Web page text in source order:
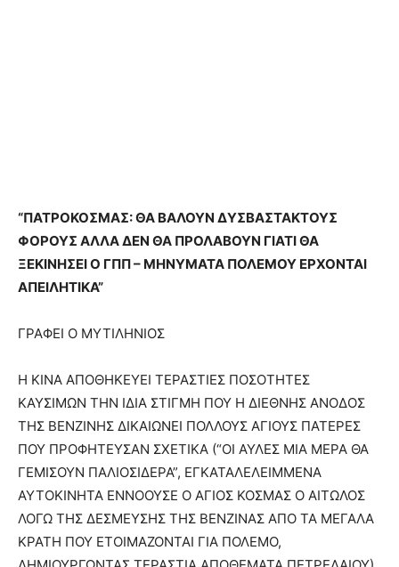
“ΠΑΤΡΟΚΟΣΜΑΣ: ΘΑ ΒΑΛΟΥΝ ΔΥΣΒΑΣΤΑΚΤΟΥΣ
ΦΟΡΟΥΣ ΑΛΛΑ ΔΕΝ ΘΑ ΠΡΟΛΑΒΟΥΝ ΓΙΑΤΙ ΘΑ
ΞΕΚΙΝΗΣΕΙ Ο ΓΠΠ – ΜΗΝΥΜΑΤΑ ΠΟΛΕΜΟΥ ΕΡΧΟΝΤΑΙ
ΑΠΕΙΛΗΤΙΚΑ”
ΓΡΑΦΕΙ Ο ΜΥΤΙΛΗΝΙΟΣ
Η ΚΙΝΑ ΑΠΟΘΗΚΕΥΕΙ ΤΕΡΑΣΤΙΕΣ ΠΟΣΟΤΗΤΕΣ
ΚΑΥΣΙΜΩΝ ΤΗΝ ΙΔΙΑ ΣΤΙΓΜΗ ΠΟΥ Η ΔΙΕΘΝΗΣ ΑΝΟΔΟΣ
ΤΗΣ ΒΕΝΖΙΝΗΣ ΔΙΚΑΙΩΝΕΙ ΠΟΛΛΟΥΣ ΑΓΙΟΥΣ ΠΑΤΕΡΕΣ
ΠΟΥ ΠΡΟΦΗΤΕΥΣΑΝ ΣΧΕΤΙΚΑ (“ΟΙ ΑΥΛΕΣ ΜΙΑ ΜΕΡΑ ΘΑ
ΓΕΜΙΣΟΥΝ ΠΑΛΙΟΣΙΔΕΡΑ”, ΕΓΚΑΤΑΛΕΛΕΙΜΜΕΝΑ
ΑΥΤΟΚΙΝΗΤΑ ΕΝΝΟΟΥΣΕ Ο ΑΓΙΟΣ ΚΟΣΜΑΣ Ο ΑΙΤΩΛΟΣ
ΛΟΓΩ ΤΗΣ ΔΕΣΜΕΥΣΗΣ ΤΗΣ ΒΕΝΖΙΝΑΣ ΑΠΟ ΤΑ ΜΕΓΑΛΑ
ΚΡΑΤΗ ΠΟΥ ΕΤΟΙΜΑΖΟΝΤΑΙ ΓΙΑ ΠΟΛΕΜΟ,